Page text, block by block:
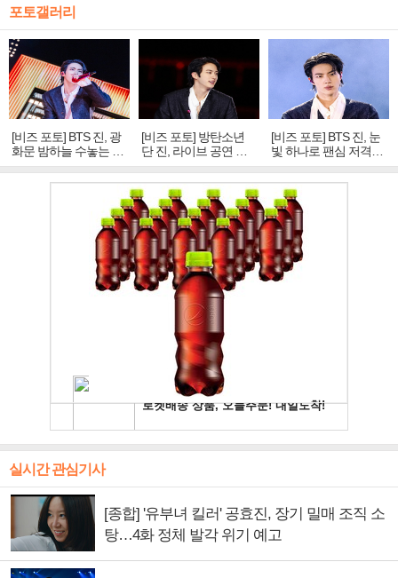
포토갤러리
[비즈 포토] BTS 진, 광
화문 밤하늘 수놓는 '비
주얼 킹'의 열창
[비즈 포토] 방탄소년
단 진, 라이브 공연 중
빛나는 독보적 아우라
[비즈 포토] BTS 진, 눈
빛 하나로 팬심 저격…
독보적 카리스마
실시간 관심기사
[종합] '유부녀 킬러' 공효진, 장기 밀매 조직 소
탕…4화 정체 발각 위기 예고